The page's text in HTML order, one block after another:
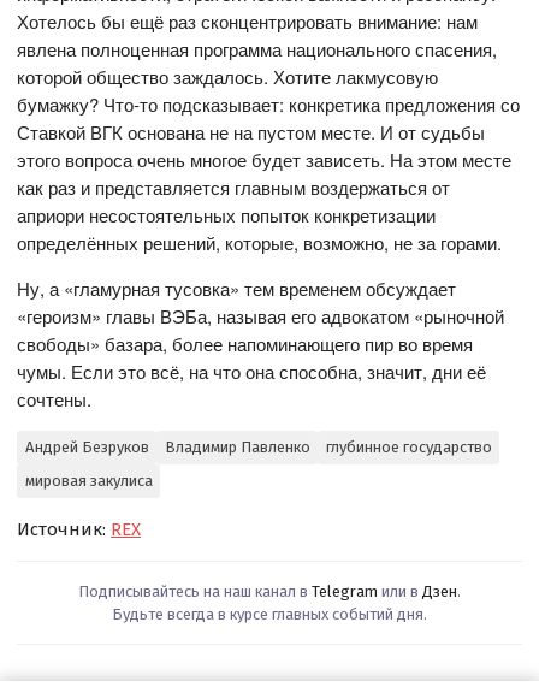
Хотелось бы ещё раз сконцентрировать внимание: нам
явлена полноценная программа национального спасения,
которой общество заждалось. Хотите лакмусовую
бумажку? Что-то подсказывает: конкретика предложения со
Ставкой ВГК основана не на пустом месте. И от судьбы
этого вопроса очень многое будет зависеть. На этом месте
как раз и представляется главным воздержаться от
априори несостоятельных попыток конкретизации
определённых решений, которые, возможно, не за горами.
Ну, а «гламурная тусовка» тем временем обсуждает
«героизм» главы ВЭБа, называя его адвокатом «рыночной
свободы» базара, более напоминающего пир во время
чумы. Если это всё, на что она способна, значит, дни её
сочтены.
Андрей Безруков Владимир Павленко
глубинное государство
мировая закулиса
Источник: REX
Подписывайтесь на наш канал в Telegram или в Дзен.
Будьте всегда в курсе главных событий дня.